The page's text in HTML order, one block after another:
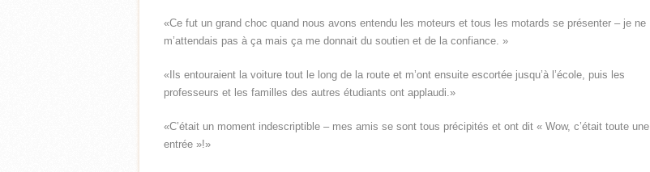
«Ce fut un grand choc quand nous avons entendu les moteurs et tous les motards se présenter – je ne
m’attendais pas à ça mais ça me donnait du soutien et de la confiance. »
«Ils entouraient la voiture tout le long de la route et m’ont ensuite escortée jusqu’à l’école, puis les
professeurs et les familles des autres étudiants ont applaudi.»
«C’était un moment indescriptible – mes amis se sont tous précipités et ont dit « Wow, c’était toute une
entrée »!»